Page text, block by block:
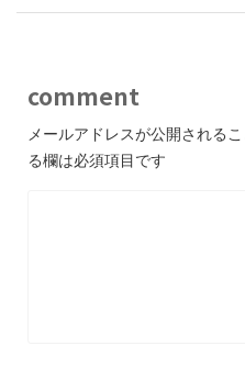
comment
メールアドレスが公開されるこ
る欄は必須項目です